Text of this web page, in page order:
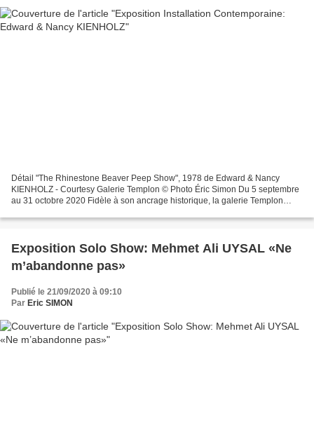
Détail "The Rhinestone Beaver Peep Show", 1978 de Edward & Nancy
KIENHOLZ - Courtesy Galerie Templon © Photo Éric Simon Du 5 septembre
au 31 octobre 2020 Fidèle à son ancrage historique, la galerie Templon
Exposition Solo Show: Mehmet Ali UYSAL «Ne
m’abandonne pas»
Publié le 21/09/2020 à 09:10
Par Eric SIMON